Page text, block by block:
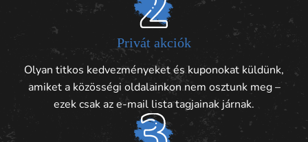
Privát akciók
Olyan titkos kedvezményeket és kuponokat küldünk,
amiket a közösségi oldalainkon nem osztunk meg –
ezek csak az e-mail lista tagjainak járnak.